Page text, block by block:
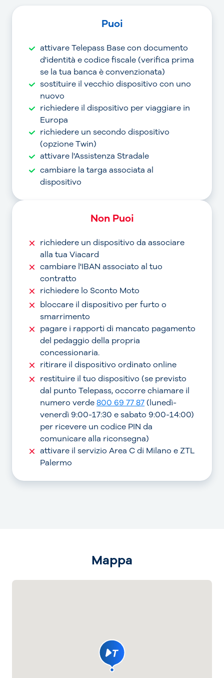
Puoi
attivare Telepass Base con documento
d'identità e codice fiscale (verifica prima
se la tua banca è convenzionata)
sostituire il vecchio dispositivo con uno
nuovo
richiedere il dispositivo per viaggiare in
Europa
richiedere un secondo dispositivo
(opzione Twin)
attivare l'Assistenza Stradale
cambiare la targa associata al
dispositivo
Non Puoi
richiedere un dispositivo da associare
alla tua Viacard
cambiare l'IBAN associato al tuo
contratto
richiedere lo Sconto Moto
bloccare il dispositivo per furto o
smarrimento
pagare i rapporti di mancato pagamento
del pedaggio della propria
concessionaria.
ritirare il dispositivo ordinato online
restituire il tuo dispositivo (se previsto
dal punto Telepass, occorre chiamare il
numero verde800 69 77 87(lunedì-
venerdì 9:00-17:30 e sabato 9:00-14:00)
per ricevere un codice PIN da
comunicare alla riconsegna)
attivare il servizio Area C di Milano e ZTL
Palermo
Mappa